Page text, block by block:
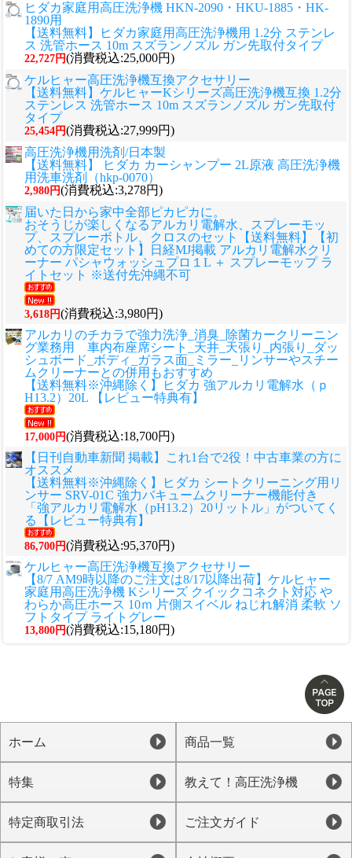
ヒダカ家庭用高圧洗浄機 HKN-2090・HKU-1885・HK-
1890用
【送料無料】ヒダカ家庭用高圧洗浄機用 1.2分 ステンレ
ス 洗管ホース 10m スズランノズル ガン先取付タイプ
22,727円(消費税込:25,000円)
ケルヒャー高圧洗浄機互換アクセサリー
【送料無料】ケルヒャーKシリーズ高圧洗浄機互換 1.2分
ステンレス 洗管ホース 10m スズランノズル ガン先取付
タイプ
25,454円(消費税込:27,999円)
高圧洗浄機用洗剤/日本製
【送料無料】 ヒダカ カーシャンプー 2L原液 高圧洗浄機
用洗車洗剤（hkp-0070）
2,980円(消費税込:3,278円)
届いた日から家中全部ピカピカに。
おそうじが楽しくなるアルカリ電解水、スプレーモッ
プ、スプレーボトル、クロスのセット
【送料無料】【初
めての方限定セット】日経MJ掲載 アルカリ電解水クリ
ーナー パシャウォッシュプロ１L ＋ スプレーモップ ラ
イトセット ※送付先沖縄不可
3,618円(消費税込:3,980円)
アルカリのチカラで強力洗浄_消臭_除菌カークリーニン
グ業務用 車内布座席シート_天井_天張り_内張り_ダッ
シュボード_ボディ_ガラス面_ミラー_リンサーやスチー
ムクリーナーとの併用もおすすめ
【送料無料※沖縄除く】ヒダカ 強アルカリ電解水（ｐ
H13.2）20L 【レビュー特典有】
17,000円(消費税込:18,700円)
【日刊自動車新聞 掲載】これ1台で2役！中古車業の方に
オススメ
【送料無料※沖縄除く】ヒダカ シートクリーニング用リ
ンサー SRV-01C 強力バキュームクリーナー機能付き
「強アルカリ電解水（pH13.2）20リットル」がついてく
る【レビュー特典有】
86,700円(消費税込:95,370円)
ケルヒャー高圧洗浄機互換アクセサリー
【8/7 AM9時以降のご注文は8/17以降出荷】ケルヒャー
家庭用高圧洗浄機 Kシリーズ クイックコネクト対応 や
わらか高圧ホース 10ｍ 片側スイベル ねじれ解消 柔軟 ソ
フトタイプ ライトグレー
13,800円(消費税込:15,180円)
ホーム 商品一覧
特集 教えて！高圧洗浄機
特定商取引法 ご注文ガイド